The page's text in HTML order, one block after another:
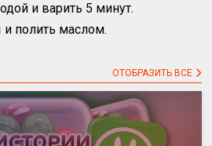
и варить 5 минут.
полить маслом.
ОТОБРАЗИТЬ ВСЕ